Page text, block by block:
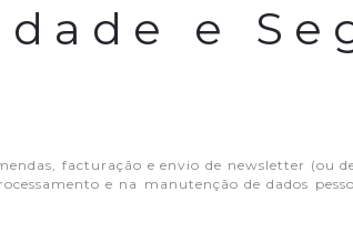
e
facturação e envio de newsletter (ou
e na manutenção de dados